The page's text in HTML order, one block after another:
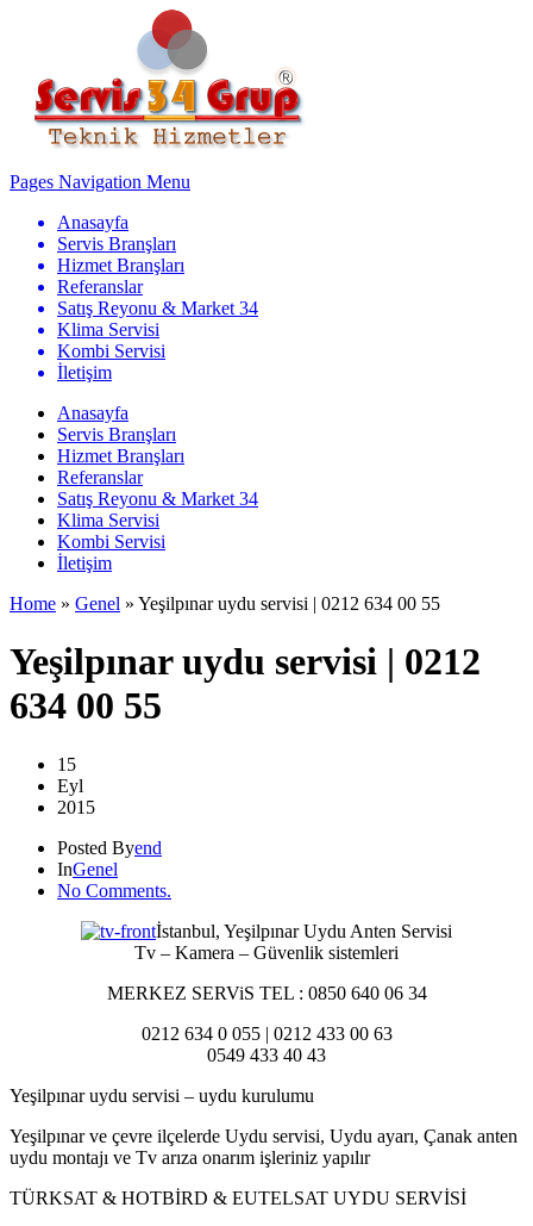
Pages Navigation Menu
Anasayfa
Servis Branşları
Hizmet Branşları
Referanslar
Satış Reyonu & Market 34
Klima Servisi
Kombi Servisi
İletişim
Anasayfa
Servis Branşları
Hizmet Branşları
Referanslar
Satış Reyonu & Market 34
Klima Servisi
Kombi Servisi
İletişim
Home » Genel » Yeşilpınar uydu servisi | 0212 634 00 55
Yeşilpınar uydu servisi | 0212
634 00 55
15
Eyl
2015
Posted Byend
InGenel
No Comments.
İstanbul, Yeşilpınar Uydu Anten Servisi
Tv – Kamera – Güvenlik sistemleri
MERKEZ SERViS TEL : 0850 640 06 34
0212 634 0 055 | 0212 433 00 63
0549 433 40 43
Yeşilpınar uydu servisi – uydu kurulumu
Yeşilpınar ve çevre ilçelerde Uydu servisi, Uydu ayarı, Çanak anten
uydu montajı ve Tv arıza onarım işleriniz yapılır
TÜRKSAT & HOTBİRD & EUTELSAT UYDU SERVİSİ